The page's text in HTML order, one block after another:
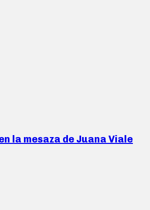
la mesaza de Juana Viale